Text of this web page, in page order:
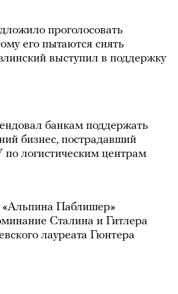
проголосовать
его пытаются снять
выступил в поддержку
банкам поддержать
бизнес, пострадавший
по логистическим центрам
«Альпина Паблишер»
Сталина и Гитлера
лауреата Гюнтера